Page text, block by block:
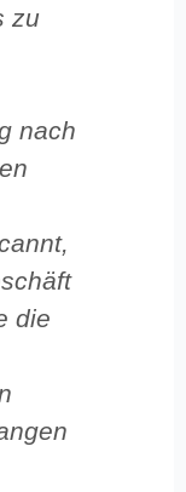
zu
nach
die